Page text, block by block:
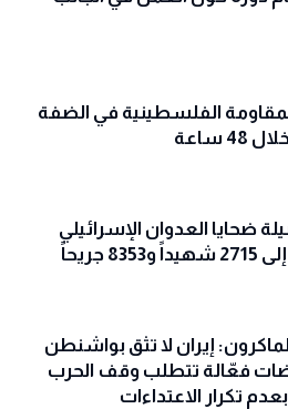
للمقاومة الفلسطينية في الضفة
ساعة
ضحايا العدوان الإسرائيلي
جريحاً
إيران لا تثق بواشنطن
فعّالة تتطلب وقف الحرب
تكرار الاعتداءات